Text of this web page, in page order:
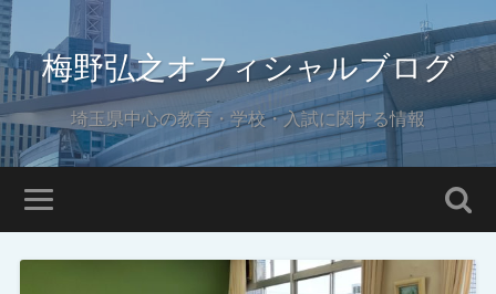
梅野弘之オフィシャルブログ
埼玉県中心の教育・学校・入試に関する情報